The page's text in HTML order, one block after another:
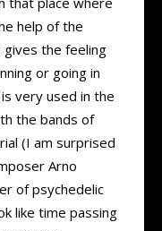
help of the
the feeling
or going in
very used in the
the bands of
(I am surprised
Arno
of psychedelic
like time passing